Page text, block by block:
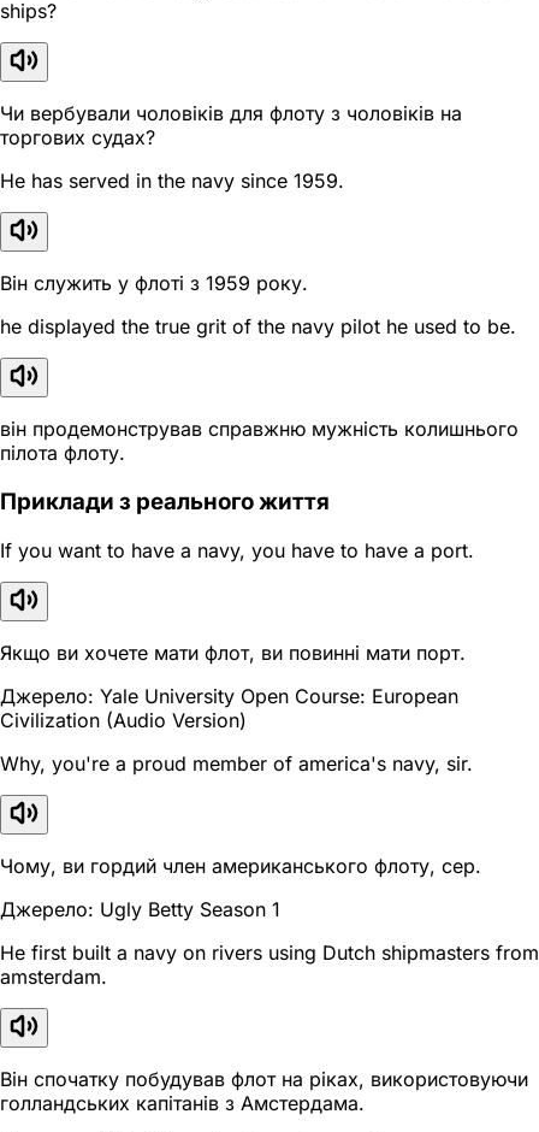
ships?
Чи вербували чоловіків для флоту з чоловіків на
торгових судах?
He has served in the navy since 1959.
Він служить у флоті з 1959 року.
he displayed the true grit of the navy pilot he used to be.
він продемонстрував справжню мужність колишнього
пілота флоту.
Приклади з реального життя
If you want to have a navy, you have to have a port.
Якщо ви хочете мати флот, ви повинні мати порт.
Джерело: Yale University Open Course: European
Civilization (Audio Version)
Why, you're a proud member of america's navy, sir.
Чому, ви гордий член американського флоту, сер.
Джерело: Ugly Betty Season 1
He first built a navy on rivers using Dutch shipmasters from
amsterdam.
Він спочатку побудував флот на ріках, використовуючи
голландських капітанів з Амстердама.